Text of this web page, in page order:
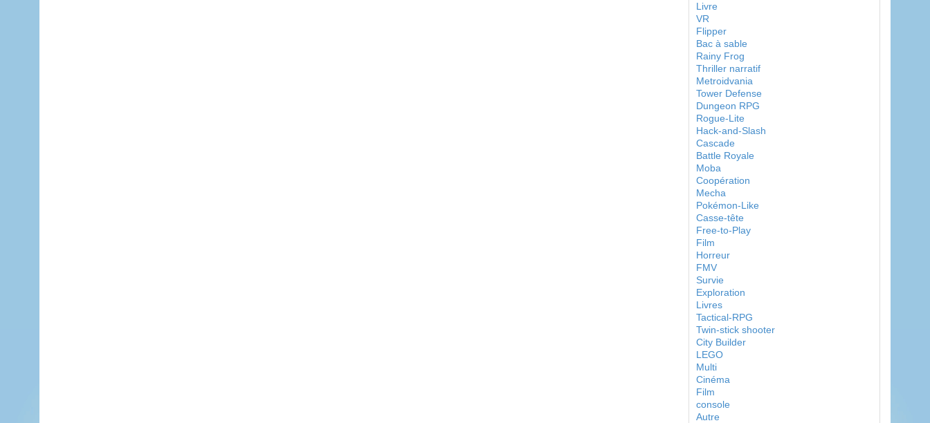
Livre
VR
Flipper
Bac à sable
Rainy Frog
Thriller narratif
Metroidvania
Tower Defense
Dungeon RPG
Rogue-Lite
Hack-and-Slash
Cascade
Battle Royale
Moba
Coopération
Mecha
Pokémon-Like
Casse-tête
Free-to-Play
Film
Horreur
FMV
Survie
Exploration
Livres
Tactical-RPG
Twin-stick shooter
City Builder
LEGO
Multi
Cinéma
Film
console
Autre